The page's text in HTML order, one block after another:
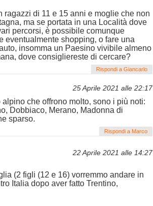
di 11 e 15 anni e moglie che non
ma se portata in una Località dove
percorsi, è possibile comunque
eventualmente shopping, o fare una
insomma un Paesino vivibile almeno
dove consigliereste di cercare?
Rispondi a Giancarlo
25 Aprile 2021 alle 22:17
che offrono molto, sono i più noti:
Dobbiaco, Merano, Madonna di
sparso.
Rispondi a Marco
22 Aprile 2021 alle 14:27
(2 figli (12 e 16) vorremmo andare in
Italia dopo aver fatto Trentino,